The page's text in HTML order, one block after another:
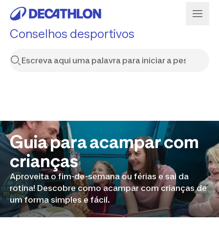
Conselhos desportivos
Guia para acampar com
crianças
Aproveita o fim-de-semana ou férias e sai da
rotina! Descobre como acampar com crianças de
um forma simples e fácil.